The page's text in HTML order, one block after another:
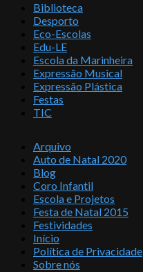
Biblioteca
Desporto
Eco-Escolas
Edu-LE
Escola da Marinheira
Expressão Musical
Expressão Plástica
Festas
TIC
Arquivo
Auto de Natal 2020
Blog
Coro Infantil
Escola e Projetos
Festa de Natal 2015
Festividades
Início
Política de Privacidade
Sobre nós